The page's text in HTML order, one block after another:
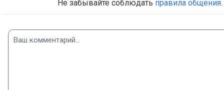
Не забывайте соблюдать правила общения.